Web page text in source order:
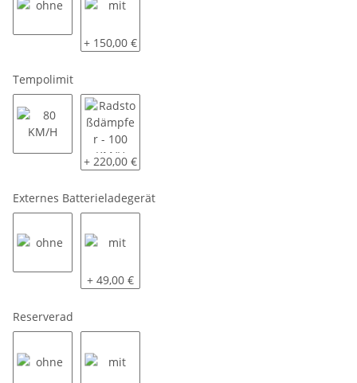
mit
+ 150,00 €
Tempolimit
80 KM/HRadstoßdämpfer - 100 KM/H
+ 220,00 €
Externes Batterieladegerät
mit
+ 49,00 €
Reserverad